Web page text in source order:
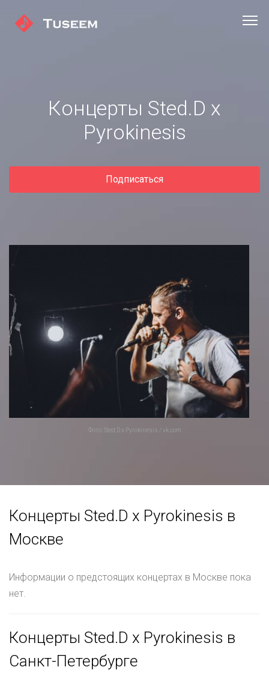
Концерты Sted.D x
Pyrokinesis
Подписаться
Фото: Sted.D x Pyrokinesis / vk.com
Концерты Sted.D x Pyrokinesis в
Москве
Информации о предстоящих концертах в Москве пока
нет.
Концерты Sted.D x Pyrokinesis в
Санкт-Петербурге